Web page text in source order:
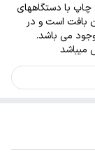
با دستگاههای
بافت است و در
200، 220، 250 و 280، 300 گرم موجود می باشد.